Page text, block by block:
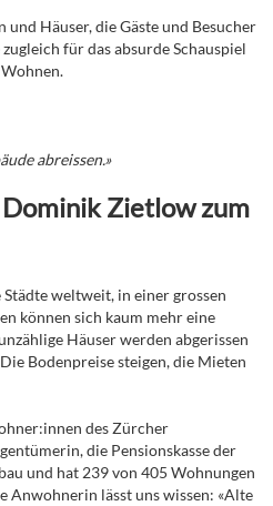
Häuser, die Gäste und Besucher
für das absurde Schauspiel
abreissen.»
Zietlow zum
weltweit, in einer grossen
können sich kaum mehr eine
Häuser werden abgerissen
Bodenpreise steigen, die Mieten
des Zürcher
die Pensionskasse der
und hat 239 von 405 Wohnungen
Anwohnerin lässt uns wissen: «Alte